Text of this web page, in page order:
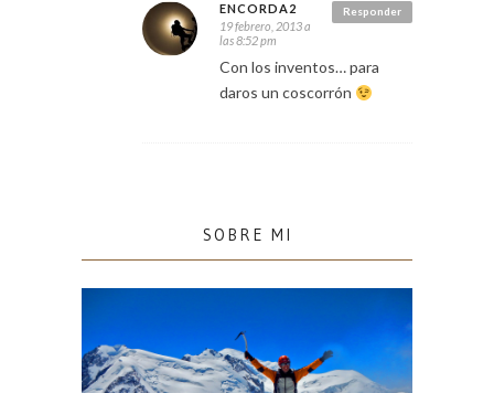
Responder
ENCORDA2
19 febrero, 2013 a
las 8:52 pm
Con los inventos… para
daros un coscorrón
SOBRE MI